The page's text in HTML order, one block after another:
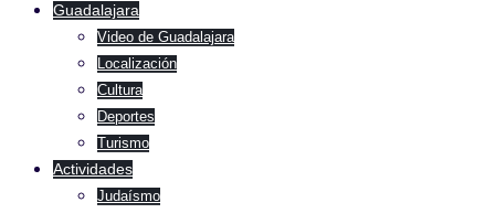
Guadalajara
Video de Guadalajara
Localización
Cultura
Deportes
Turismo
Actividades
Judaísmo